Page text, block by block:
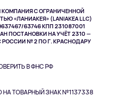
КОМПАНИЯ С ОГРАНИЧЕННОЙ
«ЛАНИАКЕЯ» (LANIAKEA LLC)
63746 КПП 231087001
ПОСТАНОВКИ НА УЧЁТ 2310 —
№ 2 ПО Г. КРАСНОДАРУ
В ФНС РФ
ТОВАРНЫЙ ЗНАК №1137338